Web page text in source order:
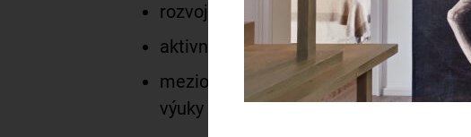
rozvoj kreativity;
aktivní participaci žáků, podporu
mezioborovost a projektovou výuku v
výuky a výchovy k občanství.